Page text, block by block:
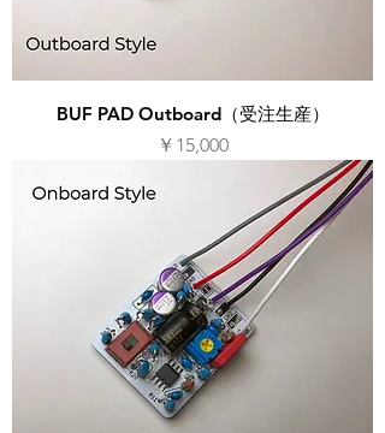
BUF PAD Outboard（受注生産）
価格
￥15,000